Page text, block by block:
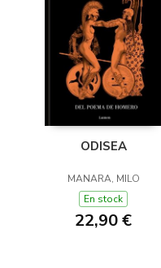
ODISEA
MANARA, MILO
En stock
22,90 €